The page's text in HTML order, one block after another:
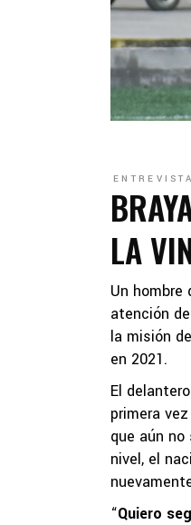
LA
Un hombre
atención
la misión
en 2021.
El
primera
que aún
nivel, el
“Quiero